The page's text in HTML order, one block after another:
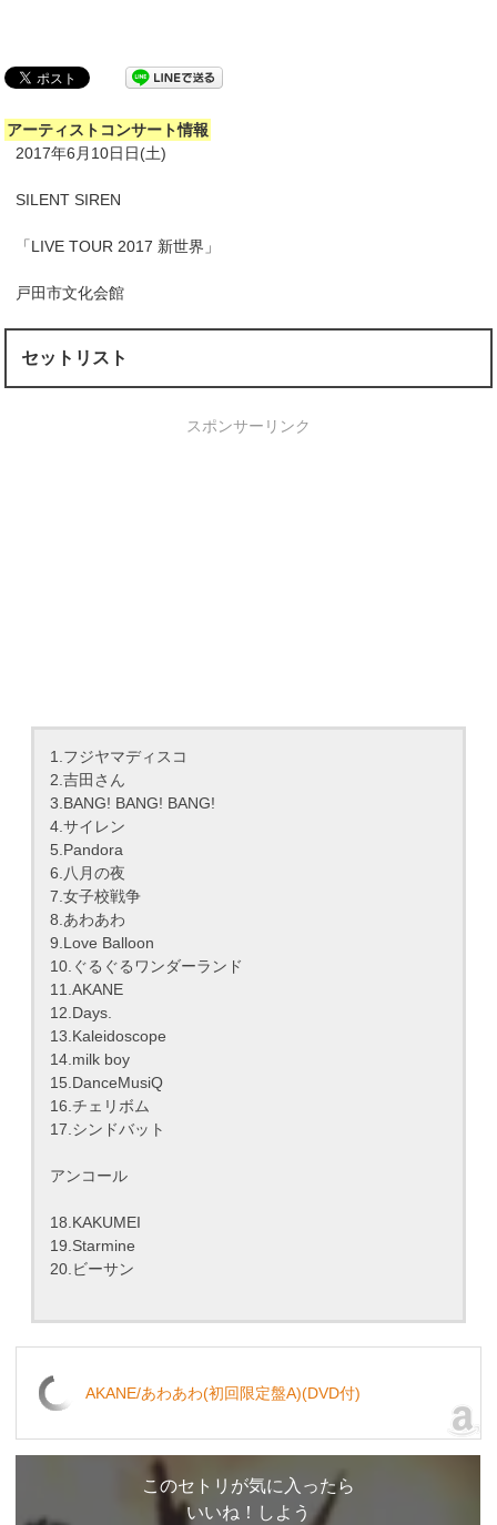
アーティストコンサート情報
2017年6月10日日(土)
SILENT SIREN
「LIVE TOUR 2017 新世界」
戸田市文化会館
セットリスト
スポンサーリンク
1.フジヤマディスコ
2.吉田さん
3.BANG! BANG! BANG!
4.サイレン
5.Pandora
6.八月の夜
7.女子校戦争
8.あわあわ
9.Love Balloon
10.ぐるぐるワンダーランド
11.AKANE
12.Days.
13.Kaleidoscope
14.milk boy
15.DanceMusiQ
16.チェリボム
17.シンドバット
アンコール
18.KAKUMEI
19.Starmine
20.ビーサン
AKANE/あわあわ(初回限定盤A)(DVD付)
このセトリが気に入ったら
いいね！しよう